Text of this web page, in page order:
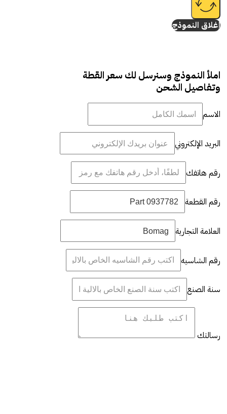
إغلاق النموذج
املأ النموذج وسنرسل لك سعر القطة
وتفاصيل الشحن
الاسم
البريد الإلكتروني
رقم هاتفك
رقم القطعة
العلامة التجارية
رقم الشاسيه
سنة الصنع
رسالتك